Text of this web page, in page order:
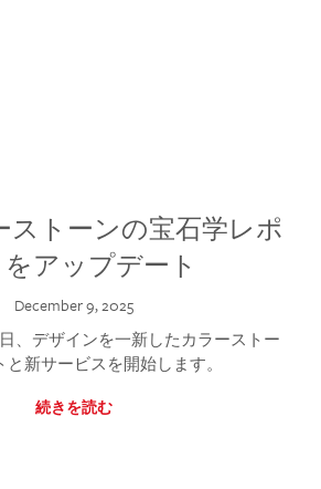
ストーンの宝石学レポ
アップデート
December 9, 2025
、デザインを一新したカラーストー
と新サービスを開始します。
続きを読む